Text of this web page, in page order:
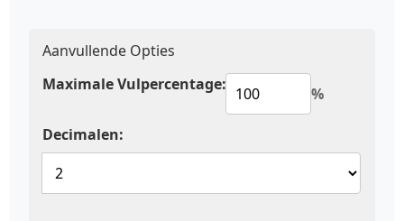
Aanvullende Opties
Maximale Vulpercentage:
%
Decimalen: